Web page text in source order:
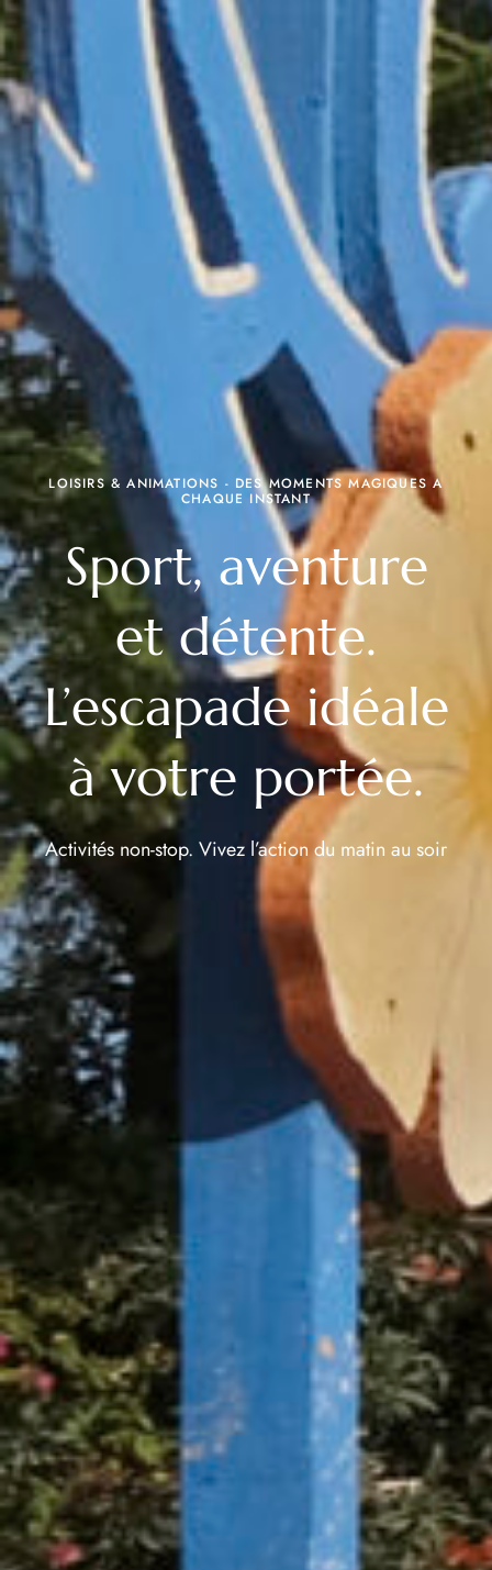
LOISIRS & ANIMATIONS - DES MOMENTS MAGIQUES A
CHAQUE INSTANT
Sport, aventure
et détente.
L’escapade idéale
à votre portée.
Activités non-stop. Vivez l’action du matin au soir